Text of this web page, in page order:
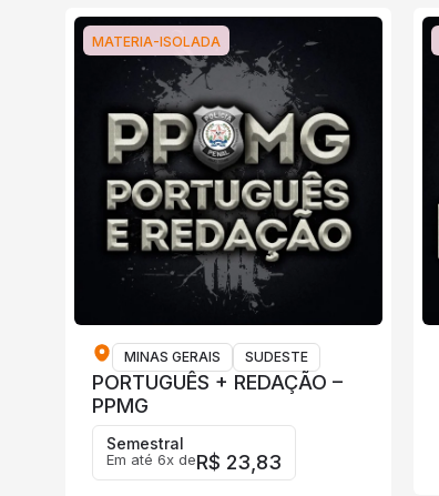
MATERIA-ISOLADA
MINAS GERAIS SUDESTE
PORTUGUÊS + REDAÇÃO –
PPMG
Semestral
Em até 6x deR$ 23,83